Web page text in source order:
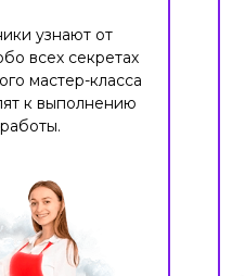
узнают от
всех секретах
мастер-класса
к выполнению
работы.